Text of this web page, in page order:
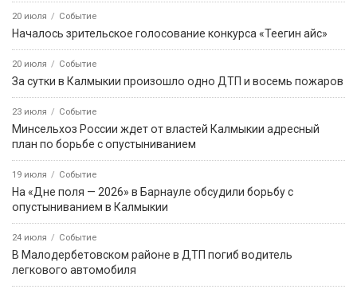
20 июля Событие
Началось зрительское голосование конкурса «Теегин айс»
20 июля Событие
За сутки в Калмыкии произошло одно ДТП и восемь пожаров
23 июля Событие
Минсельхоз России ждет от властей Калмыкии адресный
план по борьбе с опустыниванием
19 июля Событие
На «Дне поля — 2026» в Барнауле обсудили борьбу с
опустыниванием в Калмыкии
24 июля Событие
В Малодербетовском районе в ДТП погиб водитель
легкового автомобиля